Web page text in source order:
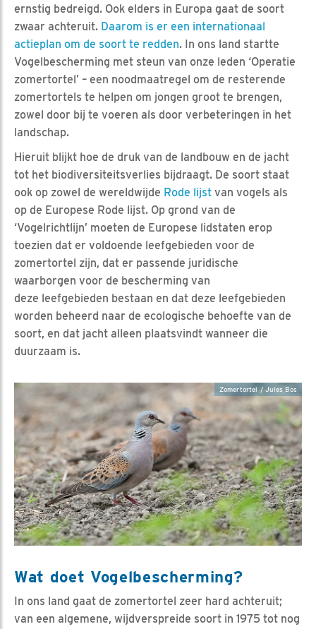
ernstig bedreigd. Ook elders in Europa gaat de soort
zwaar achteruit. Daarom is er een internationaal
actieplan om de soort te redden. In ons land startte
Vogelbescherming met steun van onze leden ‘Operatie
zomertortel’ – een noodmaatregel om de resterende
zomertortels te helpen om jongen groot te brengen,
zowel door bij te voeren als door verbeteringen in het
landschap.
Hieruit blijkt hoe de druk van de landbouw en de jacht
tot het biodiversiteitsverlies bijdraagt. De soort staat
ook op zowel de wereldwijde Rode lijst van vogels als
op de Europese Rode lijst. Op grond van de
‘Vogelrichtlijn’ moeten de Europese lidstaten erop
toezien dat er voldoende leefgebieden voor de
zomertortel zijn, dat er passende juridische
waarborgen voor de bescherming van
deze leefgebieden bestaan en dat deze leefgebieden
worden beheerd naar de ecologische behoefte van de
soort, en dat jacht alleen plaatsvindt wanneer die
duurzaam is.
Zomertortel / Jules Bos
Wat doet Vogelbescherming?
In ons land gaat de zomertortel zeer hard achteruit;
van een algemene, wijdverspreide soort in 1975 tot nog